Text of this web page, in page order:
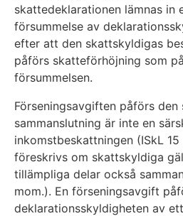
skattedeklarationen lämnas in
försummelse av
efter att den skattskyldigas
påförs skatteförhöjning som
försummelsen.
Förseningsavgiften påförs
sammanslutning är inte en
inkomstbeskattningen (ISkL
föreskrivs om skattskyldiga
tillämpliga delar också
mom.). En förseningsavgift
deklarationsskyldigheten av